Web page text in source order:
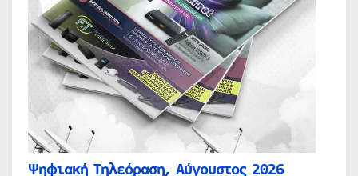
Ψηφιακή Τηλεόραση, Αύγουστος 2026